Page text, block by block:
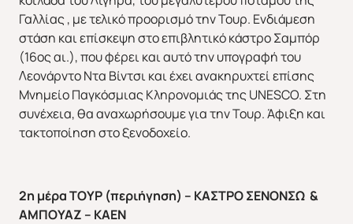
Γαλλίας , με τελικό προορισμό την Τουρ. Ενδιάμεση
στάση και επίσκεψη στο επιβλητικό κάστρο Σαμπόρ
(16ος αι.), που φέρει και αυτό την υπογραφή του
Λεονάρντο Ντα Βίντσι και έχει ανακηρυχτεί επίσης
Μνημείο Παγκόσμιας Κληρονομιάς της UNESCO. Στη
συνέχεια, θα αναχωρήσουμε για την Τουρ. Άφιξη και
τακτοποίηση στο ξενοδοχείο.
2η μέρα ΤΟΥΡ (περιήγηση) – ΚΑΣΤΡΟ ΣΕΝΟΝΣΩ &
ΑΜΠΟΥΑΖ – ΚΑΕΝ